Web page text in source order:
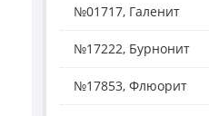
№01717, Галенит
№17222, Бурнонит
№17853, Флюорит